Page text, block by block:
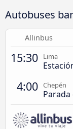
Autobuses
Allinbus
15:30 Lima
4:00 Chepén